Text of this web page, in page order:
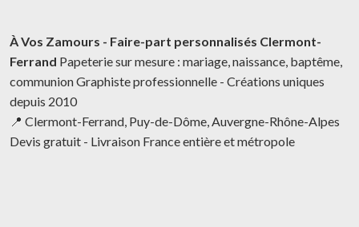
À Vos Zamours - Faire-part personnalisés Clermont-
Ferrand Papeterie sur mesure : mariage, naissance, baptême,
communion Graphiste professionnelle - Créations uniques
depuis 2010
📍 Clermont-Ferrand, Puy-de-Dôme, Auvergne-Rhône-Alpes
Devis gratuit - Livraison France entière et métropole